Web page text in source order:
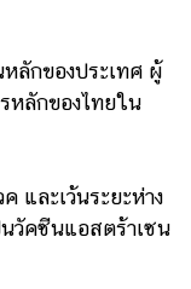
ลักของประเทศ ผู้
หลักของไทยใน
และเว้นระยะห่าง
วัคซีนแอสตร้าเซน